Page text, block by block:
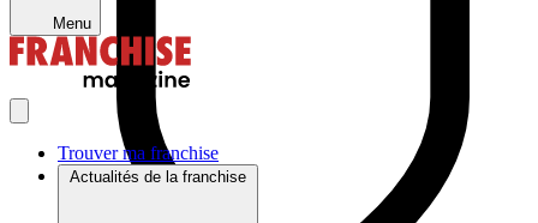
Menu
Trouver ma franchise
Actualités de la franchise